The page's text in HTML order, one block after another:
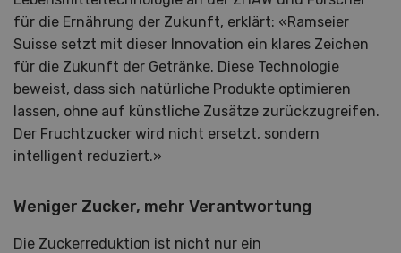
für die Ernährung der Zukunft, erklärt: «Ramseier
Suisse setzt mit dieser Innovation ein klares Zeichen
für die Zukunft der Getränke. Diese Technologie
beweist, dass sich natürliche Produkte optimieren
lassen, ohne auf künstliche Zusätze zurückzugreifen.
Der Fruchtzucker wird nicht ersetzt, sondern
intelligent reduziert.»
Weniger Zucker, mehr Verantwortung
Die Zuckerreduktion ist nicht nur ein